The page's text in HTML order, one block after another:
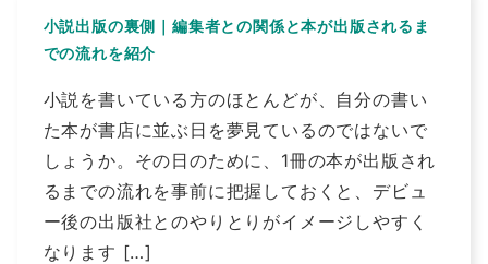
小説出版の裏側｜編集者との関係と本が出版されるま
での流れを紹介
小説を書いている方のほとんどが、自分の書い
た本が書店に並ぶ日を夢見ているのではないで
しょうか。その日のために、1冊の本が出版され
るまでの流れを事前に把握しておくと、デビュ
ー後の出版社とのやりとりがイメージしやすく
なります […]